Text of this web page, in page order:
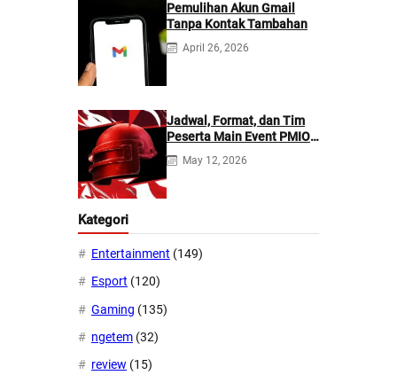
Pemulihan Akun Gmail
Tanpa Kontak Tambahan
April 26, 2026
Jadwal, Format, dan Tim
Peserta Main Event PMIO
2026
May 12, 2026
Kategori
Entertainment (149)
Esport (120)
Gaming (135)
ngetem (32)
review (15)